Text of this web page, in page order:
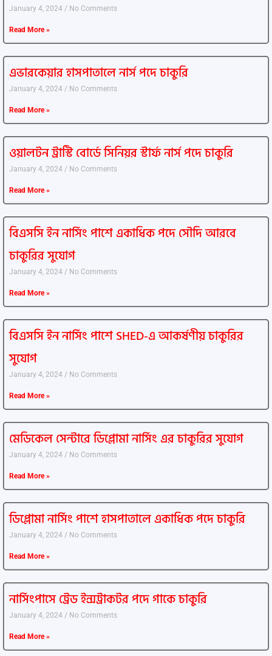
January 4, 2024 No Comments
Read More »
এভারকেয়ার হাসপাতালে নার্স পদে চাকুরি
January 4, 2024 No Comments
Read More »
ওয়ালটন ট্রাস্টি বোর্ডে সিনিয়র স্টার্ফ নার্স পদে চাকুরি
January 4, 2024 No Comments
Read More »
বিএসসি ইন নার্সিং পাশে একাধিক পদে সৌদি আরবে
চাকুরির সুযোগ
January 4, 2024 No Comments
Read More »
বিএসসি ইন নার্সিং পাশে SHED-এ আকর্ষণীয় চাকুরির
সুযোগ
January 4, 2024 No Comments
Read More »
মেডিকেল সেন্টারে ডিপ্লোমা নার্সিং এর চাকুরির সুযোগ
January 4, 2024 No Comments
Read More »
ডিপ্লোমা নার্সিং পাশে হাসপাতালে একাধিক পদে চাকুরি
January 4, 2024 No Comments
Read More »
নার্সিংপাসে ট্রেড ইন্সট্রাকটর পদে গাকে চাকুরি
January 4, 2024 No Comments
Read More »